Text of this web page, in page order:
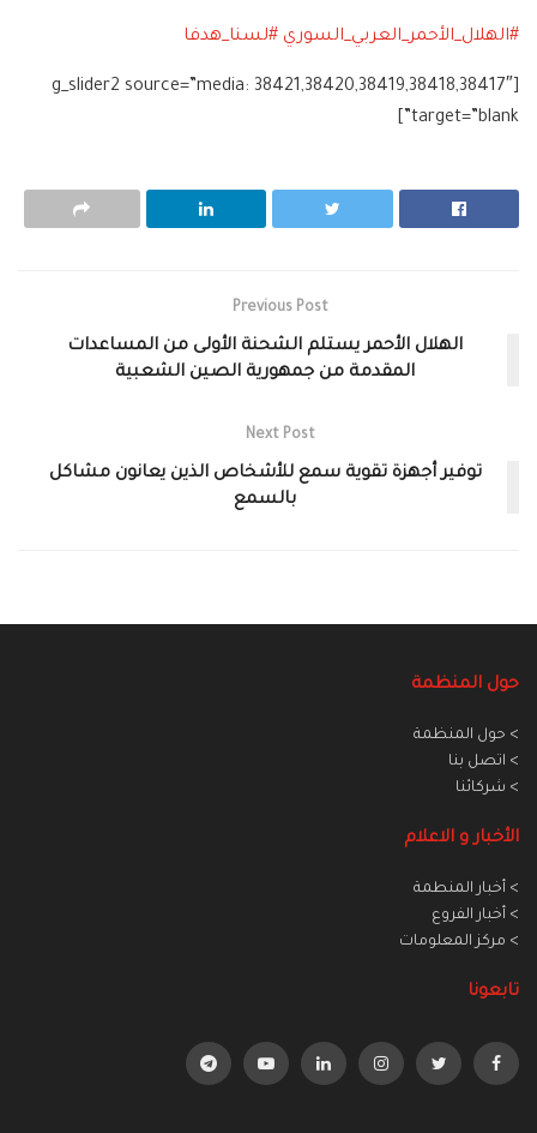
#الهلال_الأحمر_العربي_السوري #لسنا_هدفا
[g_slider2 source=”media: 38421,38420,38419,38418,38417″
target=”blank”]
Previous Post
الهلال الأحمر يستلم الشحنة الأولى من المساعدات
المقدمة من جمهورية الصين الشعبية
Next Post
توفير أجهزة تقوية سمع للأشخاص الذين يعانون مشاكل
بالسمع
حول المنظمة
> حول المنظمة
> اتصل بنا
> شركائنا
الأخبار و الاعلام
> أخبار المنطمة
> أخبار الفروع
> مركز المعلومات
تابعونا